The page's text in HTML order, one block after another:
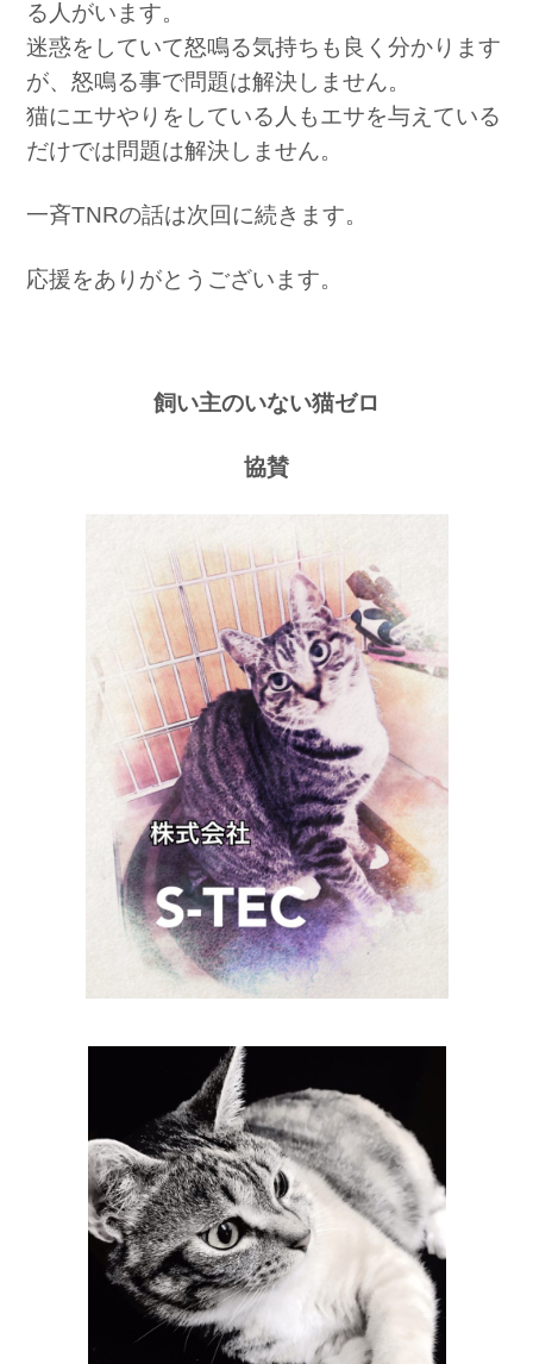
る人がいます。
迷惑をしていて怒鳴る気持ちも良く分かります
が、怒鳴る事で問題は解決しません。
猫にエサやりをしている人もエサを与えている
だけでは問題は解決しません。
一斉TNRの話は次回に続きます。
応援をありがとうございます。
飼い主のいない猫ゼロ
協賛